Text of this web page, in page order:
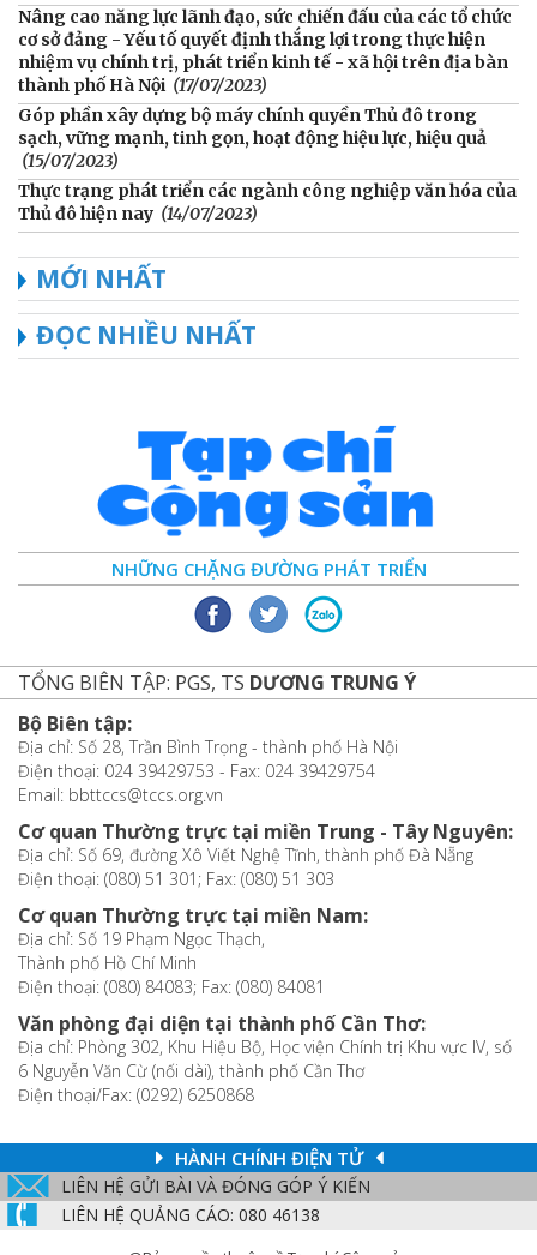
Nâng cao năng lực lãnh đạo, sức chiến đấu của các tổ chức
cơ sở đảng - Yếu tố quyết định thắng lợi trong thực hiện
nhiệm vụ chính trị, phát triển kinh tế - xã hội trên địa bàn
thành phố Hà Nội (17/07/2023)
Góp phần xây dựng bộ máy chính quyền Thủ đô trong
sạch, vững mạnh, tinh gọn, hoạt động hiệu lực, hiệu quả
(15/07/2023)
Thực trạng phát triển các ngành công nghiệp văn hóa của
Thủ đô hiện nay (14/07/2023)
MỚI NHẤT
ĐỌC NHIỀU NHẤT
NHỮNG CHẶNG ĐƯỜNG PHÁT TRIỂN
TỔNG BIÊN TẬP: PGS, TS DƯƠNG TRUNG Ý
Bộ Biên tập:
Địa chỉ: Số 28, Trần Bình Trọng - thành phố Hà Nội
Điện thoại: 024 39429753 - Fax: 024 39429754
Email: bbttccs@tccs.org.vn
Cơ quan Thường trực tại miền Trung - Tây Nguyên:
Địa chỉ: Số 69, đường Xô Viết Nghệ Tĩnh, thành phố Đà Nẵng
Điện thoại: (080) 51 301; Fax: (080) 51 303
Cơ quan Thường trực tại miền Nam:
Địa chỉ: Số 19 Phạm Ngọc Thạch,
Thành phố Hồ Chí Minh
Điện thoại: (080) 84083; Fax: (080) 84081
Văn phòng đại diện tại thành phố Cần Thơ:
Địa chỉ: Phòng 302, Khu Hiệu Bộ, Học viện Chính trị Khu vực IV, số
6 Nguyễn Văn Cừ (nối dài), thành phố Cần Thơ
Điện thoại/Fax: (0292) 6250868
HÀNH CHÍNH ĐIỆN TỬ
LIÊN HỆ GỬI BÀI VÀ ĐÓNG GÓP Ý KIẾN
LIÊN HỆ QUẢNG CÁO: 080 46138